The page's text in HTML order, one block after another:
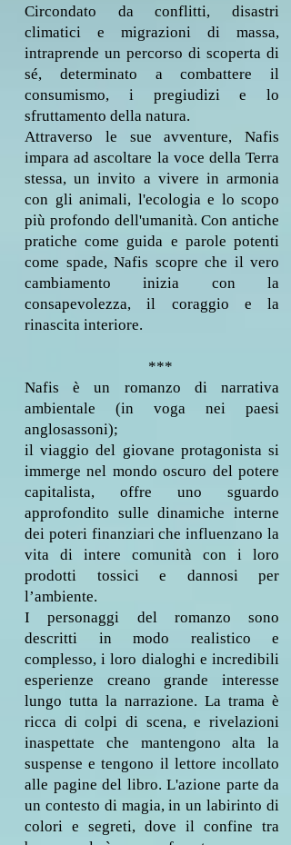
Circondato da conflitti, disastri
climatici e migrazioni di massa,
intraprende un percorso di scoperta di
sé, determinato a combattere il
consumismo, i pregiudizi e lo
sfruttamento della natura.
Attraverso le sue avventure, Nafis
impara ad ascoltare la voce della Terra
stessa, un invito a vivere in armonia
con gli animali, l'ecologia e lo scopo
più profondo dell'umanità. Con antiche
pratiche come guida e parole potenti
come spade, Nafis scopre che il vero
cambiamento inizia con la
consapevolezza, il coraggio e la
rinascita interiore.
***​
Nafis è un romanzo di narrativa
ambientale (in voga nei paesi
anglosassoni);
il viaggio del giovane protagonista si
immerge nel mondo oscuro del potere
capitalista, offre uno sguardo
approfondito sulle dinamiche interne
dei poteri finanziari che influenzano la
vita di intere comunità con i loro
prodotti tossici e dannosi per
l’ambiente.
I personaggi del romanzo sono
descritti in modo realistico e
complesso, i loro dialoghi e incredibili
esperienze creano grande interesse
lungo tutta la narrazione. La trama è
ricca di colpi di scena, e rivelazioni
inaspettate che mantengono alta la
suspense e tengono il lettore incollato
alle pagine del libro. L'azione parte da
un contesto di magia, in un labirinto di
colori e segreti, dove il confine tra